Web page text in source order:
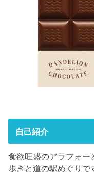
自己紹介
食欲旺盛のアラフォー
歩きと道の駅めぐりで